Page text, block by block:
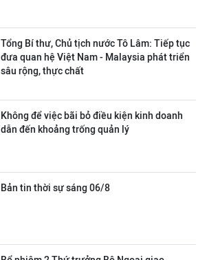
Tổng Bí thư, Chủ tịch nước Tô Lâm: Tiếp tục
đưa quan hệ Việt Nam - Malaysia phát triển
sâu rộng, thực chất
Không để việc bãi bỏ điều kiện kinh doanh
dẫn đến khoảng trống quản lý
Bản tin thời sự sáng 06/8